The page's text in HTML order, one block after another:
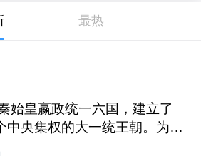
最热
始皇嬴政统一六国，建立了
中央集权的大一统王朝。为了
，秦始皇在地方上推行郡县